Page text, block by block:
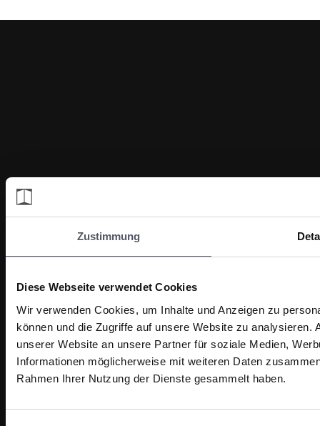
Zustimmung
Diese Webseite verwendet Cookies
Wir verwenden Cookies, um Inhalte und Anzeigen zu
können und die Zugriffe auf unsere Website zu
unserer Website an unsere Partner für soziale Medien,
Informationen möglicherweise mit weiteren Daten
Rahmen Ihrer Nutzung der Dienste gesammelt haben.